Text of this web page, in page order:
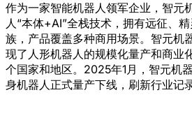
作为一家智能机器人领军企业，智元
人“本体+AI”全栈技术，拥有远征、
族，产品覆盖多种商用场景。智元机
现了人形机器人的规模化量产和商业
个国家和地区。2025年1月，智元机
身机器人正式量产下线，刷新行业记录